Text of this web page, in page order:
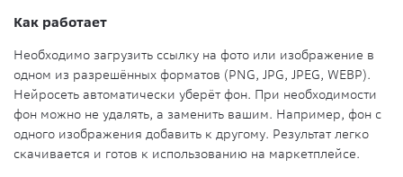
Как работает
Необходимо загрузить ссылку на фото или изображение в
одном из разрешённых форматов (PNG, JPG, JPEG, WEBP).
Нейросеть автоматически уберёт фон. При необходимости
фон можно не удалять, а заменить вашим. Например, фон с
одного изображения добавить к другому. Результат легко
скачивается и готов к использованию на маркетплейсе.